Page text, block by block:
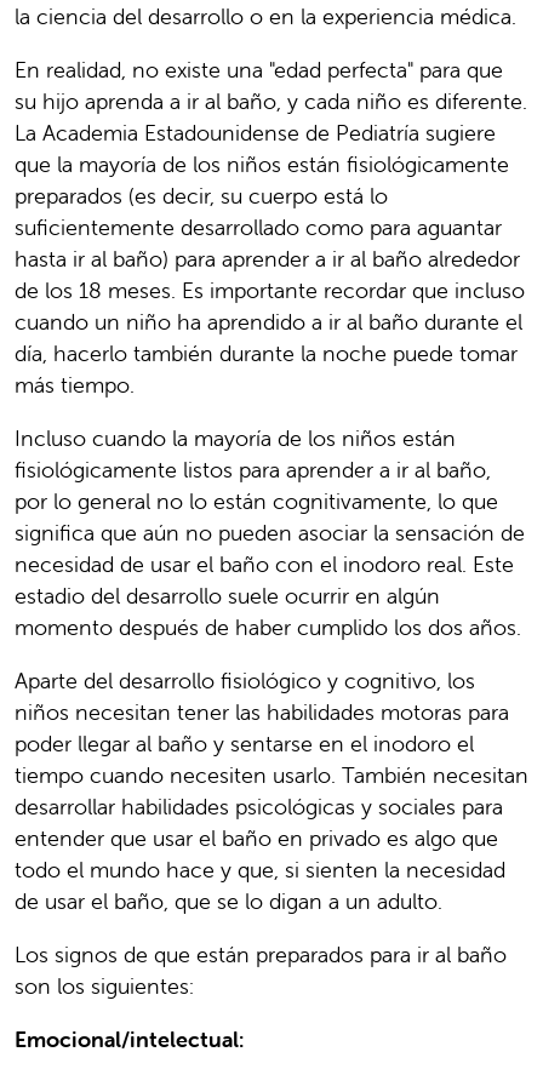
la ciencia del desarrollo o en la experiencia médica.
En realidad, no existe una "edad perfecta" para que
su hijo aprenda a ir al baño, y cada niño es diferente.
La Academia Estadounidense de Pediatría sugiere
que la mayoría de los niños están fisiológicamente
preparados (es decir, su cuerpo está lo
suficientemente desarrollado como para aguantar
hasta ir al baño) para aprender a ir al baño alrededor
de los 18 meses. Es importante recordar que incluso
cuando un niño ha aprendido a ir al baño durante el
día, hacerlo también durante la noche puede tomar
más tiempo.
Incluso cuando la mayoría de los niños están
fisiológicamente listos para aprender a ir al baño,
por lo general no lo están cognitivamente, lo que
significa que aún no pueden asociar la sensación de
necesidad de usar el baño con el inodoro real. Este
estadio del desarrollo suele ocurrir en algún
momento después de haber cumplido los dos años.
Aparte del desarrollo fisiológico y cognitivo, los
niños necesitan tener las habilidades motoras para
poder llegar al baño y sentarse en el inodoro el
tiempo cuando necesiten usarlo. También necesitan
desarrollar habilidades psicológicas y sociales para
entender que usar el baño en privado es algo que
todo el mundo hace y que, si sienten la necesidad
de usar el baño, que se lo digan a un adulto.
Los signos de que están preparados para ir al baño
son los siguientes:
Emocional/intelectual: